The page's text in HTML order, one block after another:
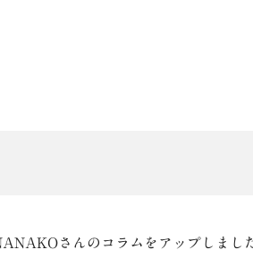
さんのコラムをアップしまし